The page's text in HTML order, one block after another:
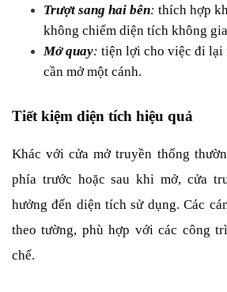
Trượt sang hai bên: thích hợp
không chiếm diện tích không
Mở quay: tiện lợi cho việc đi lại
cần mở một cánh.
Tiết kiệm diện tích hiệu quả
Khác với cửa mở truyền thống
phía trước hoặc sau khi mở, cửa
hưởng đến diện tích sử dụng. Các
theo tường, phù hợp với các công
chế.